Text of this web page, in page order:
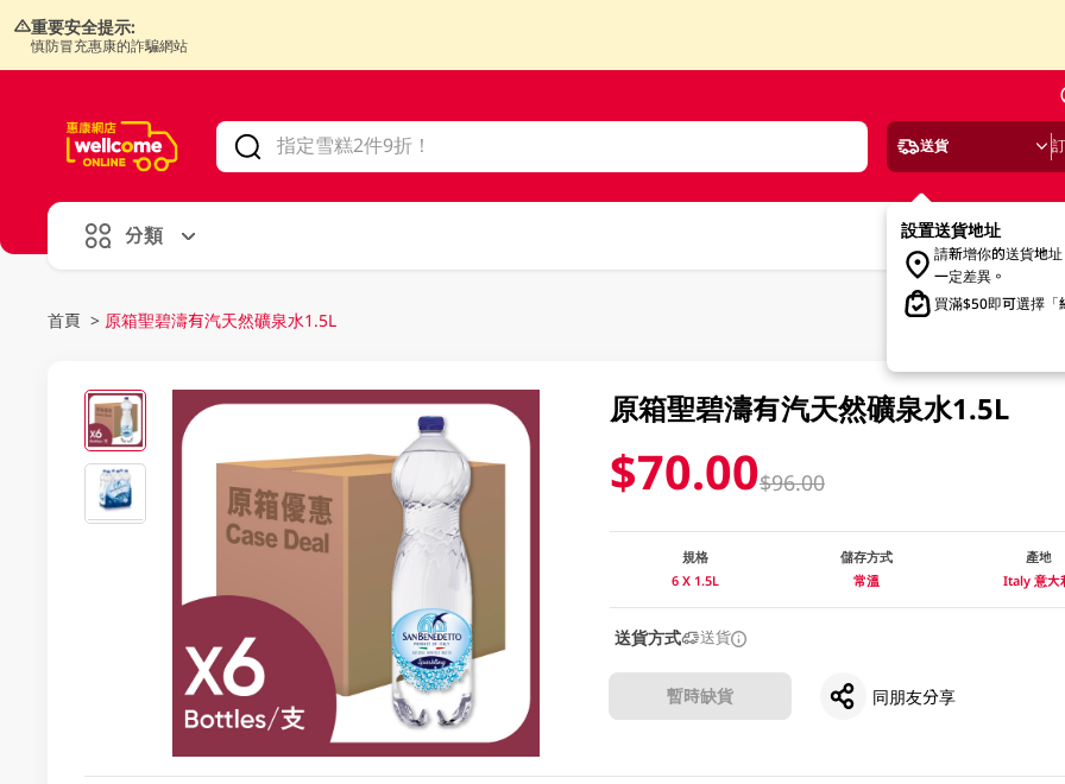
重要安全提示:
慎防冒充惠康的詐騙網站
送貨
設置送貨地址
請新增你的送貨地
一定差異。
買滿$50即可選擇「
分類
首頁 > 原箱聖碧濤有汽天然礦泉水1.5L
原箱聖碧濤有汽天然礦泉水1.5L
$70.00$96.00
規格
6 X 1.5L
儲存方式
常溫
產地
Italy 意大
送貨方式 送貨
暫時缺貨 同朋友分享